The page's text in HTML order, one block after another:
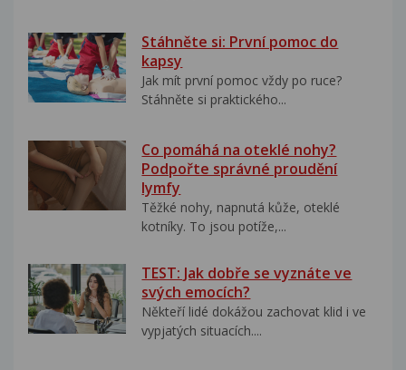
Stáhněte si: První pomoc do
kapsy
Jak mít první pomoc vždy po ruce?
Stáhněte si praktického...
Co pomáhá na oteklé nohy?
Podpořte správné proudění
lymfy
Těžké nohy, napnutá kůže, oteklé
kotníky. To jsou potíže,...
TEST: Jak dobře se vyznáte ve
svých emocích?
Někteří lidé dokážou zachovat klid i ve
vypjatých situacích....